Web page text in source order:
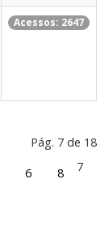
Acessos: 2647
Pág. 7 de 18
6 7
8